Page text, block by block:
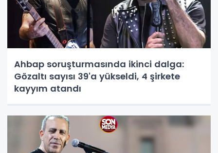
Ahbap soruşturmasında ikinci dalga:
Gözaltı sayısı 39'a yükseldi, 4 şirkete
kayyım atandı